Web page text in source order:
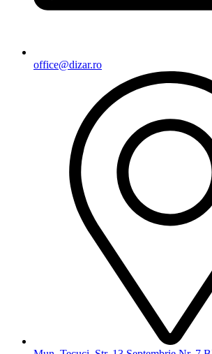
office@dizar.ro